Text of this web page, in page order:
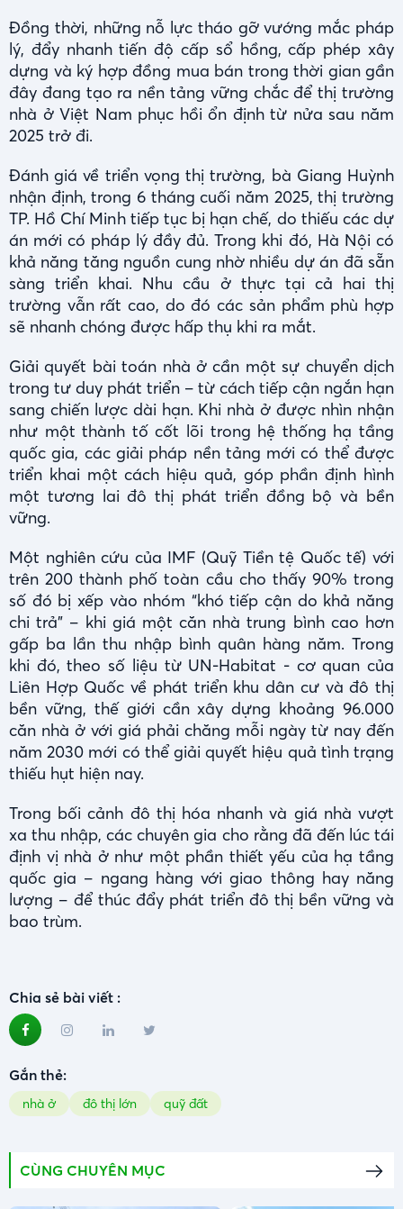
Đồng thời, những nỗ lực tháo gỡ vướng mắc pháp
lý, đẩy nhanh tiến độ cấp sổ hồng, cấp phép xây
dựng và ký hợp đồng mua bán trong thời gian gần
đây đang tạo ra nền tảng vững chắc để thị trường
nhà ở Việt Nam phục hồi ổn định từ nửa sau năm
2025 trở đi.
Đánh giá về triển vọng thị trường, bà Giang Huỳnh
nhận định, trong 6 tháng cuối năm 2025, thị trường
TP. Hồ Chí Minh tiếp tục bị hạn chế, do thiếu các dự
án mới có pháp lý đầy đủ. Trong khi đó, Hà Nội có
khả năng tăng nguồn cung nhờ nhiều dự án đã sẵn
sàng triển khai. Nhu cầu ở thực tại cả hai thị
trường vẫn rất cao, do đó các sản phẩm phù hợp
sẽ nhanh chóng được hấp thụ khi ra mắt.
Giải quyết bài toán nhà ở cần một sự chuyển dịch
trong tư duy phát triển – từ cách tiếp cận ngắn hạn
sang chiến lược dài hạn. Khi nhà ở được nhìn nhận
như một thành tố cốt lõi trong hệ thống hạ tầng
quốc gia, các giải pháp nền tảng mới có thể được
triển khai một cách hiệu quả, góp phần định hình
một tương lai đô thị phát triển đồng bộ và bền
vững.
Một nghiên cứu của IMF (Quỹ Tiền tệ Quốc tế) với
trên 200 thành phố toàn cầu cho thấy 90% trong
số đó bị xếp vào nhóm “khó tiếp cận do khả năng
chi trả” – khi giá một căn nhà trung bình cao hơn
gấp ba lần thu nhập bình quân hàng năm. Trong
khi đó, theo số liệu từ UN-Habitat - cơ quan của
Liên Hợp Quốc về phát triển khu dân cư và đô thị
bền vững, thế giới cần xây dựng khoảng 96.000
căn nhà ở với giá phải chăng mỗi ngày từ nay đến
năm 2030 mới có thể giải quyết hiệu quả tình trạng
thiếu hụt hiện nay.
Trong bối cảnh đô thị hóa nhanh và giá nhà vượt
xa thu nhập, các chuyên gia cho rằng đã đến lúc tái
định vị nhà ở như một phần thiết yếu của hạ tầng
quốc gia – ngang hàng với giao thông hay năng
lượng – để thúc đẩy phát triển đô thị bền vững và
bao trùm.
Chia sẻ bài viết :
Gắn thẻ:
nhà ở đô thị lớn quỹ đất
CÙNG CHUYÊN MỤC